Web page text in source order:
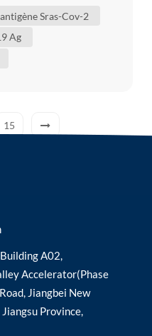
, comme notre kit
Sras-Cov-2
Ag
15
A02,
Accelerator(Phase
Jiangbei New
Province,